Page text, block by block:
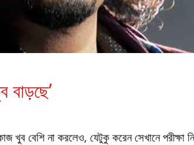
বাড়ছে’
খুব বেশি না করলেও, যেটুকু করেন সেখানে পরীক্ষা